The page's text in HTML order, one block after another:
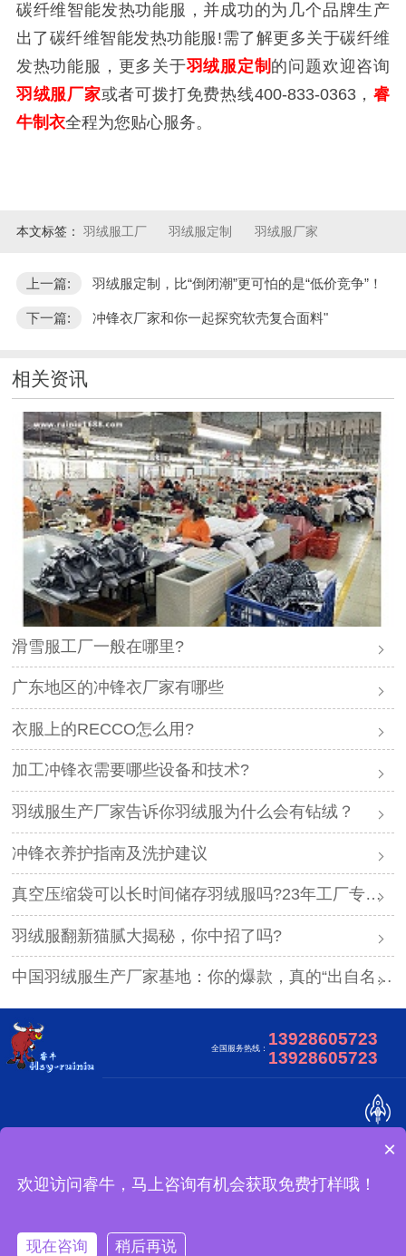
碳纤维智能发热功能服，并成功的为几个品牌生产
出了碳纤维智能发热功能服!需了解更多关于碳纤维
发热功能服，更多关于羽绒服定制 的问题欢迎咨询
羽绒服厂家或者可拨打免费热线400-833-0363，睿
牛制衣全程为您贴心服务。
本文标签： 羽绒服工厂 羽绒服定制 羽绒服厂家
上一篇: 羽绒服定制，比“倒闭潮”更可怕的是“低价竞争”！
下一篇: 冲锋衣厂家和你一起探究软壳复合面料"
相关资讯
滑雪服工厂一般在哪里?
广东地区的冲锋衣厂家有哪些
衣服上的RECCO怎么用?
加工冲锋衣需要哪些设备和技术?
羽绒服生产厂家告诉你羽绒服为什么会有钻绒？
冲锋衣养护指南及洗护建议
真空压缩袋可以长时间储存羽绒服吗?23年工厂专业解答
羽绒服翻新猫腻大揭秘，你中招了吗?
中国羽绒服生产厂家基地：你的爆款，真的“出自名门”吗？
全国服务热线： 13928605723
13928605723
广东睿牛制衣有限公司 版权所有
冲锋衣可以做吗？
×
欢迎访问睿牛，马上咨询有机会获取免费打样哦！
现在咨询 稍后再说